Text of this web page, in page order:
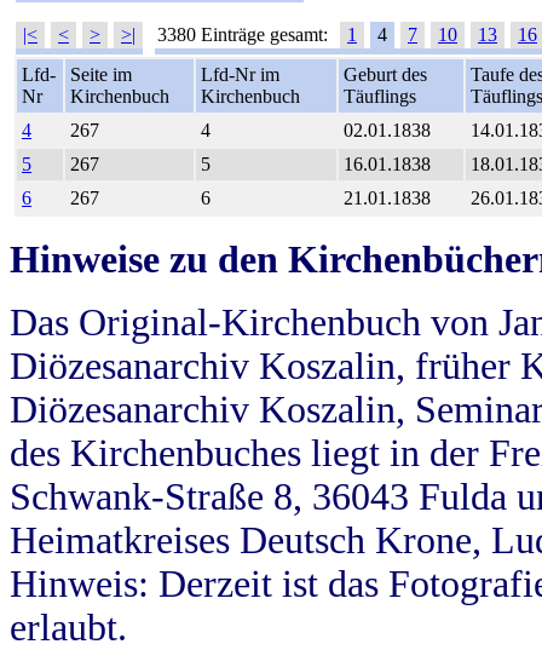
|< < > >| 3380 Einträge gesamt: 1 4 7 10 13
16
Lfd-
Nr
Seite im
Kirchenbuch
Lfd-Nr im
Kirchenbuch
Geburt des
Täuflings
Taufe
Täuflings
4
267 4 02.01.1838
5
267 5 16.01.1838
6
267 6 21.01.1838
Hinweise zu den
Das Original-Kirchenbuch von
Diözesanarchiv Koszalin, früher
Diözesanarchiv Koszalin,
des Kirchenbuches liegt in der
Schwank-Straße 8, 36043 Fulda
Heimatkreises Deutsch Krone,
Hinweis: Derzeit ist das
erlaubt.